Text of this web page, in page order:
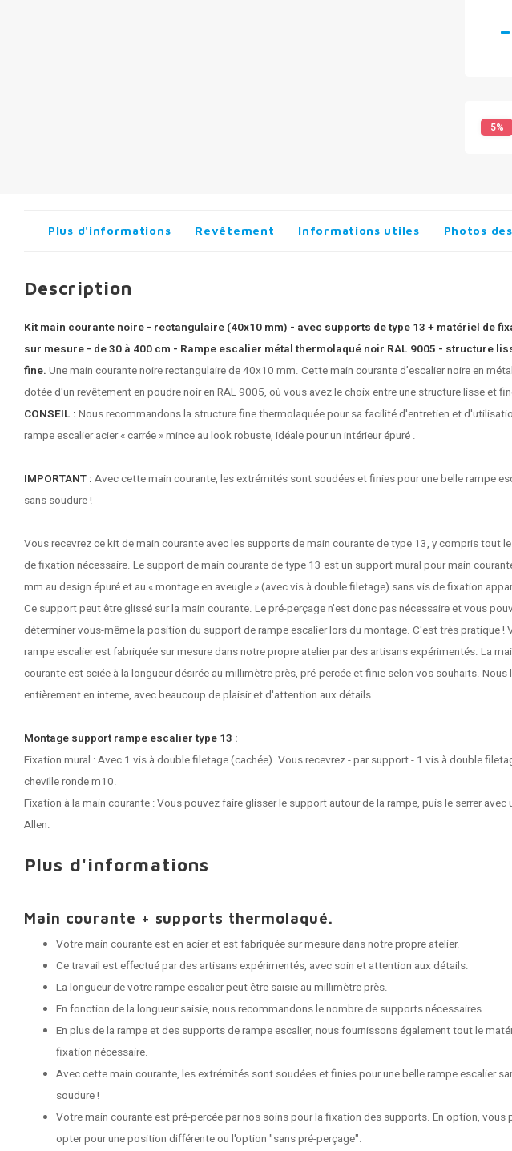
5%
Plus d'informations Revêtement Informations utiles Photos
Description
Kit main courante noire - rectangulaire (40x10 mm) - avec supports de type 13 + matériel de
sur mesure - de 30 à 400 cm - Rampe escalier métal thermolaqué noir RAL 9005 - structure
fine. Une main courante noire rectangulaire de 40x10 mm. Cettemain courante d’escalier noireen
dotée d'un revêtement en poudre noir en RAL 9005, où vous avez le choix entre une structure lisse et
CONSEIL : Nous recommandons la structure fine thermolaquée pour sa facilité d'entretien et
rampe escalier acier « carrée » mince au look robuste, idéale pour un intérieur épuré .
IMPORTANT : Avec cette main courante, les extrémités sont soudées et finies pour une belle rampe
sans soudure !
Vous recevrez ce kit de main courante avec les supports de main courante de type 13, y compris tout
de fixation nécessaire. Le support de main courante de type 13 est un support mural pour main
mm au design épuré et au « montage en aveugle » (avec vis à double filetage) sans vis de fixation
Ce support peut être glissé sur la main courante. Le pré-perçage n'est donc pas nécessaire et vous
déterminer vous-même la position du support de rampe escalier lors du montage. C'est très pratique !
rampe escalier est fabriquée sur mesure dans notre propre atelier par des artisans expérimentés. La
courante est sciée à la longueur désirée au millimètre près, pré-percée et finie selon vos souhaits. Nous
entièrement en interne, avec beaucoup de plaisir et d'attention aux détails.
Montage support rampe escalier type 13 :
Fixation mural : Avec 1 vis à double filetage (cachée). Vous recevrez - par support - 1 vis à double
cheville ronde m10.
Fixation à la main courante : Vous pouvez faire glisser le support autour de la rampe, puis le serrer avec
Allen.
Plus d'informations
Main courante + supports thermolaqué.
Votre main courante est en acier et est fabriquée sur mesure dans notre propre atelier.
Ce travail est effectué par des artisans expérimentés, avec soin et attention aux détails.
La longueur de votre rampe escalier peut être saisie au millimètre près.
En fonction de la longueur saisie, nous recommandons le nombre de supports nécessaires.
En plus de la rampe et des supports de rampe escalier, nous fournissons également tout le
fixation nécessaire.
Avec cette main courante, les extrémités sont soudées et finies pour une belle rampe escalier
soudure !
Votre main courante est pré-percée par nos soins pour la fixation des supports. En option, vous
opter pour une position différente ou l'option "sans pré-perçage".